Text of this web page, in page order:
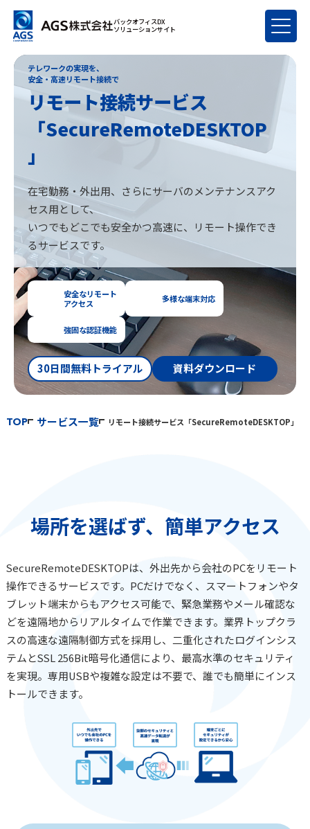
バックオフィスDX
ソリューションサイト
テレワークの実現を、
安全・高速リモート接続で
リモート接続サービス
「SecureRemoteDESKTOP
」
在宅勤務・外出用、さらにサーバのメンテナンスアク
セス用として、
いつでもどこでも安全かつ高速に、リモート操作でき
るサービスです。
安全なリモート
アクセス
多様な端末対応
強固な認証機能
30日間無料トライアル 資料ダウンロード
TOP サービス一覧 リモート接続サービス「SecureRemoteDESKTOP」
場所を選ばず、簡単アクセス
SecureRemoteDESKTOPは、外出先から会社のPCをリモート
操作できるサービスです。PCだけでなく、スマートフォンやタ
ブレット端末からもアクセス可能で、緊急業務やメール確認な
どを遠隔地からリアルタイムで作業できます。業界トップクラ
スの高速な遠隔制御方式を採用し、二重化されたログインシス
テムとSSL 256Bit暗号化通信により、最高水準のセキュリティ
を実現。専用USBや複雑な設定は不要で、誰でも簡単にインス
トールできます。